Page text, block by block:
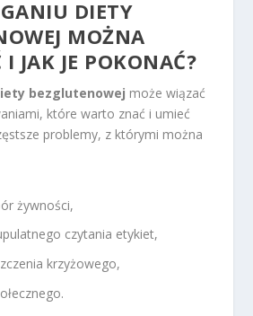
DIETY
MOŻNA
JAK JE POKONAĆ?
bezglutenowej może wiązać
które warto znać i umieć
problemy, z którymi można
żywności,
czytania etykiet,
krzyżowego,